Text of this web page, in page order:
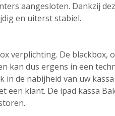
aangesloten. Dankzij
en uiterst stabiel.
verplichting. De blackbox,
kan dus ergens in een
de nabijheid van uw
een klant. De ipad kassa